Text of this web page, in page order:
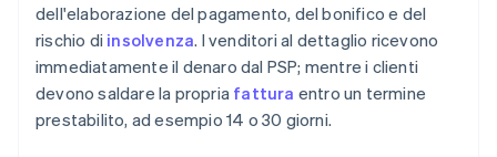
dell'elaborazione del pagamento, del bonifico e del
rischio di insolvenza. I venditori al dettaglio ricevono
immediatamente il denaro dal PSP; mentre i clienti
devono saldare la propria fattura entro un termine
prestabilito, ad esempio 14 o 30 giorni.